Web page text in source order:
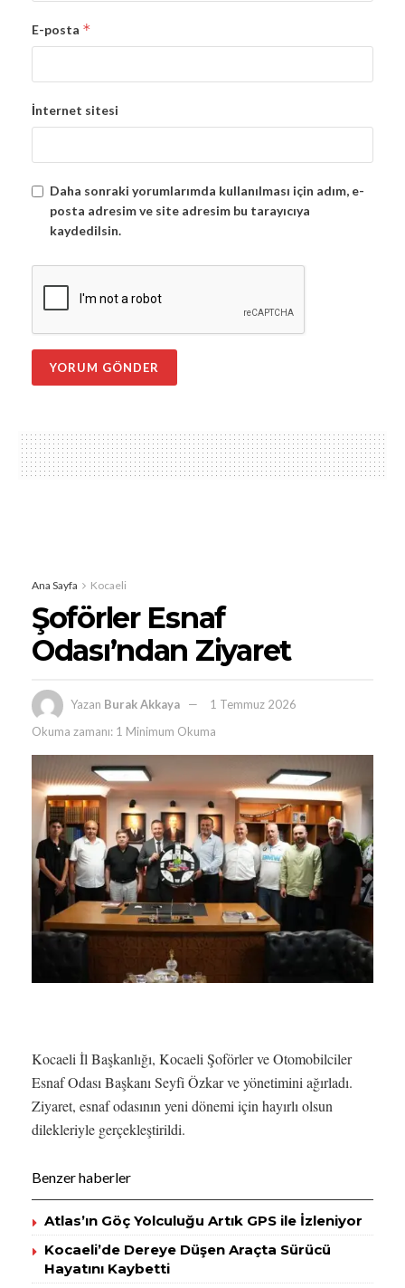
E-posta *
İnternet sitesi
Daha sonraki yorumlarımda kullanılması için adım, e-
posta adresim ve site adresim bu tarayıcıya
kaydedilsin.
Ana Sayfa Kocaeli
Şoförler Esnaf
Odası’ndan Ziyaret
Yazan Burak Akkaya
1 Temmuz 2026
Okuma zamanı: 1 Minimum Okuma
Kocaeli İl Başkanlığı, Kocaeli Şoförler ve Otomobilciler
Esnaf Odası Başkanı Seyfi Özkar ve yönetimini ağırladı.
Ziyaret, esnaf odasının yeni dönemi için hayırlı olsun
dilekleriyle gerçekleştirildi.
Benzer haberler
Atlas’ın Göç Yolculuğu Artık GPS ile İzleniyor
Kocaeli’de Dereye Düşen Araçta Sürücü
Hayatını Kaybetti